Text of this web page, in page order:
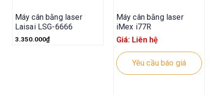
Máy cân bằng laser
Laisai LSG-6666
3.350.000₫
Máy cân bằng laser
iMex i77R
Giá: Liên hệ
Yêu cầu báo giá